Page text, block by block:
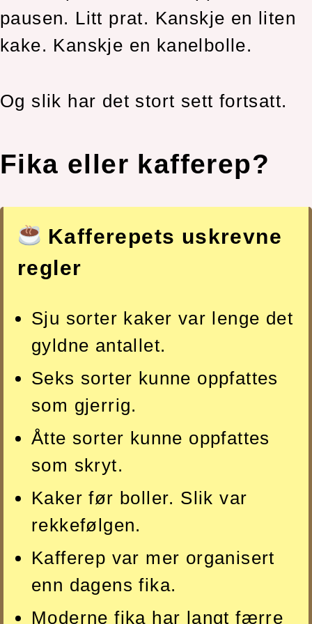
pausen. Litt prat. Kanskje en liten
kake. Kanskje en kanelbolle.
Og slik har det stort sett fortsatt.
Fika eller kafferep?
Kafferepets uskrevne
regler
Sju sorter kaker var lenge det
gyldne antallet.
Seks sorter kunne oppfattes
som gjerrig.
Åtte sorter kunne oppfattes
som skryt.
Kaker før boller. Slik var
rekkefølgen.
Kafferep var mer organisert
enn dagens fika.
Moderne fika har langt færre